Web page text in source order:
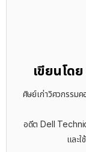
เขียนโดย
ศิษย์เก่าวิศวกรรม
อดีต Dell
และ